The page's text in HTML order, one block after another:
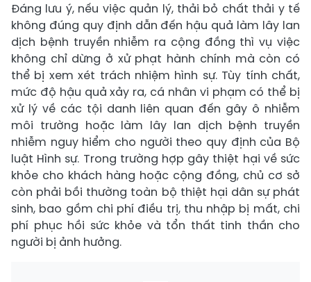
Đáng lưu ý, nếu việc quản lý, thải bỏ chất thải y tế
không đúng quy định dẫn đến hậu quả làm lây lan
dịch bệnh truyền nhiễm ra cộng đồng thì vụ việc
không chỉ dừng ở xử phạt hành chính mà còn có
thể bị xem xét trách nhiệm hình sự. Tùy tính chất,
mức độ hậu quả xảy ra, cá nhân vi phạm có thể bị
xử lý về các tội danh liên quan đến gây ô nhiễm
môi trường hoặc làm lây lan dịch bệnh truyền
nhiễm nguy hiểm cho người theo quy định của Bộ
luật Hình sự. Trong trường hợp gây thiệt hại về sức
khỏe cho khách hàng hoặc cộng đồng, chủ cơ sở
còn phải bồi thường toàn bộ thiệt hại dân sự phát
sinh, bao gồm chi phí điều trị, thu nhập bị mất, chi
phí phục hồi sức khỏe và tổn thất tinh thần cho
người bị ảnh hưởng.